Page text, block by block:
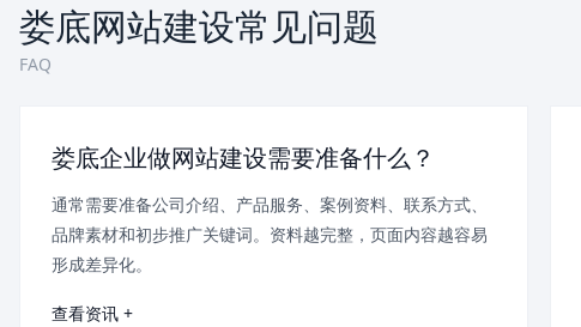
娄底网站建设常见问题
FAQ
娄底企业做网站建设需要准备什么？
通常需要准备公司介绍、产品服务、案例资料、联系方式、
品牌素材和初步推广关键词。资料越完整，页面内容越容易
形成差异化。
查看资讯 +